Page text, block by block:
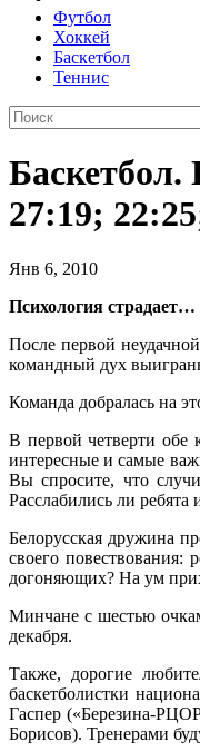
Футбол
Хоккей
Баскетбол
Теннис
27:19;
Янв 6, 2010
Психология страдает…
После первой
командный дух
Команда добралась на
В первой четверти обе
интересные и самые
Вы спросите, что
Расслабились ли
Белорусская дружина
своего повествования:
догоняющих? На ум
Минчане с шестью
декабря.
Также, дорогие
баскетболистки
Гаспер («Березина-
Борисов). Тренерами